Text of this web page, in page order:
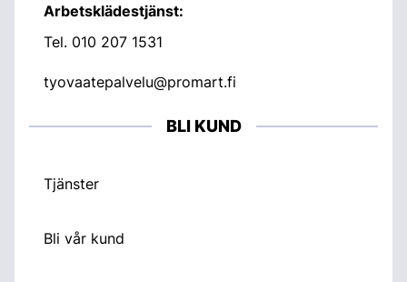
Arbetsklädestjänst:
Tel. 010 207 1531
tyovaatepalvelu@promart.fi
BLI KUND
Tjänster
Bli vår kund